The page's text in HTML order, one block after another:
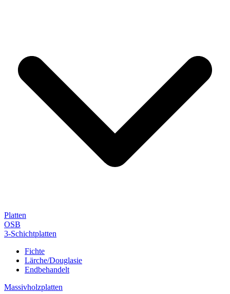
Platten
OSB
3-Schichtplatten
Fichte
Lärche/Douglasie
Endbehandelt
Massivholzplatten